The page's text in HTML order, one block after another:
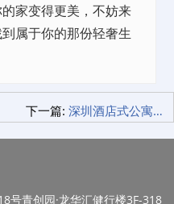
家变得更美，不妨来
属于你的那份轻奢生
下一篇: 深圳酒店式公寓旅游，睡得好才能玩得嗨！
号青创园·龙华汇健行楼3F-318